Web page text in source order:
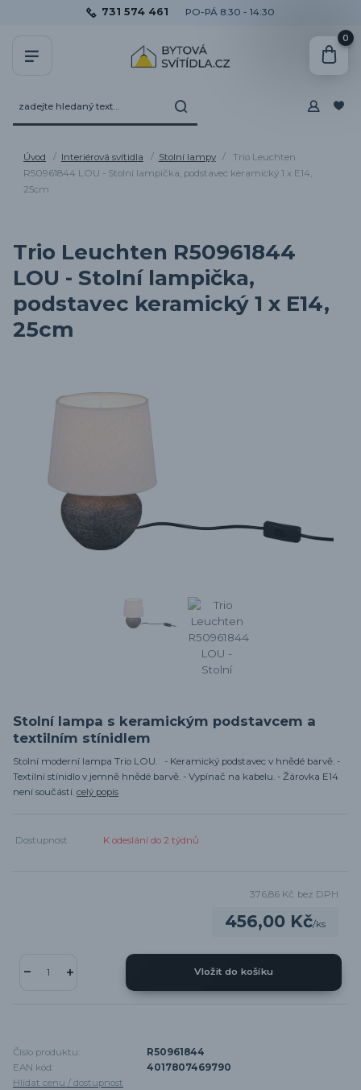
731 574 461 PO-PÁ 8:30 - 14:30
0
Úvod Interiérová svítidla Stolní lampy
Trio Leuchten
R50961844 LOU - Stolní lampička, podstavec keramický 1 x E14,
25cm
Trio Leuchten R50961844
LOU - Stolní lampička,
podstavec keramický 1 x E14,
25cm
Stolní lampa s keramickým podstavcem a
textilním stínidlem
Stolní moderní lampa Trio LOU. - Keramický podstavec v hnědé barvě. -
Textilní stínidlo v jemně hnědé barvě. - Vypínač na kabelu. - Žárovka E14
není součástí. celý popis
Dostupnost K odeslání do 2 týdnů
456,00 Kč/ks
376,86 Kč bez DPH
Vložit do košíku
Číslo produktu:
R50961844
EAN kód:
4017807469790
Hlídat cenu / dostupnost